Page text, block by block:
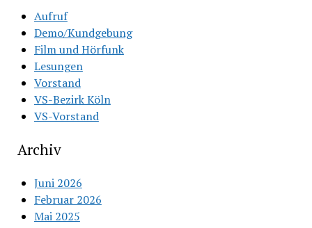
Aufruf
Demo/Kundgebung
Film und Hörfunk
Lesungen
Vorstand
VS-Bezirk Köln
VS-Vorstand
Archiv
Juni 2026
Februar 2026
Mai 2025